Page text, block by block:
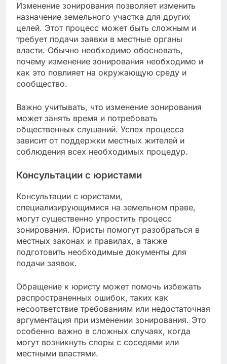
Изменение зонирования позволяет изменить
назначение земельного участка для других
целей. Этот процесс может быть сложным и
требует подачи заявки в местные органы
власти. Обычно необходимо обосновать,
почему изменение зонирования необходимо и
как это повлияет на окружающую среду и
сообщество.
Важно учитывать, что изменение зонирования
может занять время и потребовать
общественных слушаний. Успех процесса
зависит от поддержки местных жителей и
соблюдения всех необходимых процедур.
Консультации с юристами
Консультации с юристами,
специализирующимися на земельном праве,
могут существенно упростить процесс
зонирования. Юристы помогут разобраться в
местных законах и правилах, а также
подготовить необходимые документы для
подачи заявок.
Обращение к юристу может помочь избежать
распространенных ошибок, таких как
несоответствие требованиям или недостаточная
аргументация при изменении зонирования. Это
особенно важно в сложных случаях, когда
могут возникнуть споры с соседями или
местными властями.